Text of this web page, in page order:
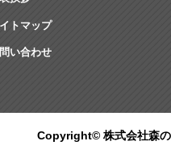
トマップ
い合わせ
Copyright© 株式会社森